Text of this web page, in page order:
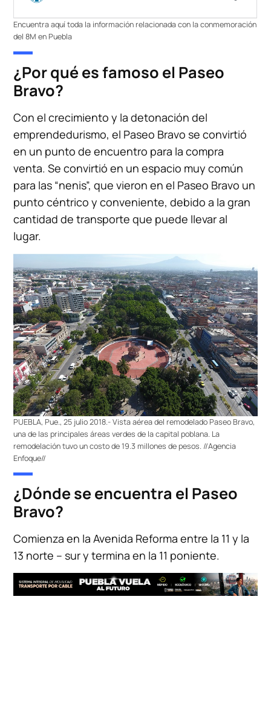
Encuentra aquí toda la información relacionada con la conmemoración
del 8M en Puebla
¿Por qué es famoso el Paseo
Bravo?
Con el crecimiento y la detonación del
emprendedurismo, el Paseo Bravo se convirtió
en un punto de encuentro para la compra
venta. Se convirtió en un espacio muy común
para las “nenis”, que vieron en el Paseo Bravo un
punto céntrico y conveniente, debido a la gran
cantidad de transporte que puede llevar al
lugar.
PUEBLA, Pue., 25 julio 2018.- Vista aérea del remodelado Paseo Bravo,
una de las principales áreas verdes de la capital poblana. La
remodelación tuvo un costo de 19.3 millones de pesos. //Agencia
Enfoque//
¿Dónde se encuentra el Paseo
Bravo?
Comienza en la Avenida Reforma entre la 11 y la
13 norte – sur y termina en la 11 poniente.